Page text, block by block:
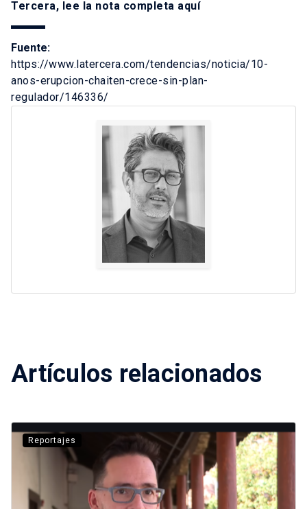
Tercera, lee la nota completa aquí
Fuente:
https://www.latercera.com/tendencias/noticia/10-
anos-erupcion-chaiten-crece-sin-plan-
regulador/146336/
Artículos relacionados
Reportajes